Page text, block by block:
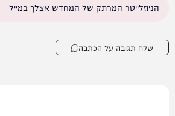
הניוזלייטר המרתק של המחדש אצלך במייל
שלח תגובה על הכתבה